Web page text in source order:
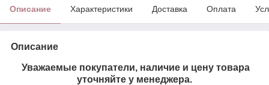
Описание Характеристики Доставка Оплата
Описание
Уважаемые покупатели, наличие и цену товара
уточняйте у менеджера.